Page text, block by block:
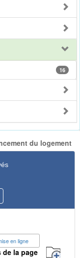
16
du logement
en ligne
la page